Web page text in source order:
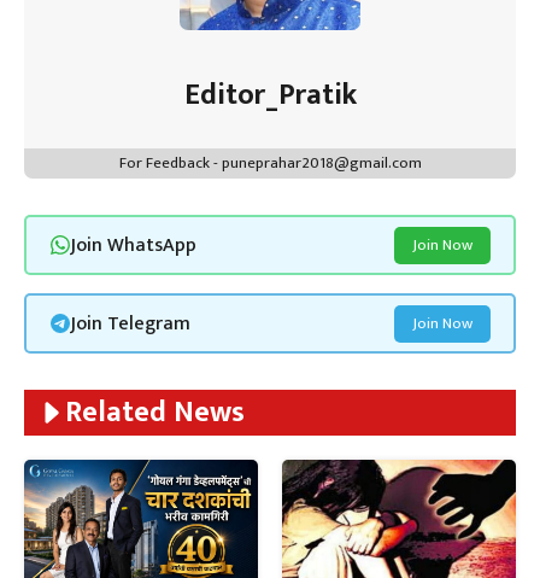
Editor_Pratik
For Feedback - puneprahar2018@gmail.com
Join WhatsApp Join Now
Join Telegram Join Now
Related News